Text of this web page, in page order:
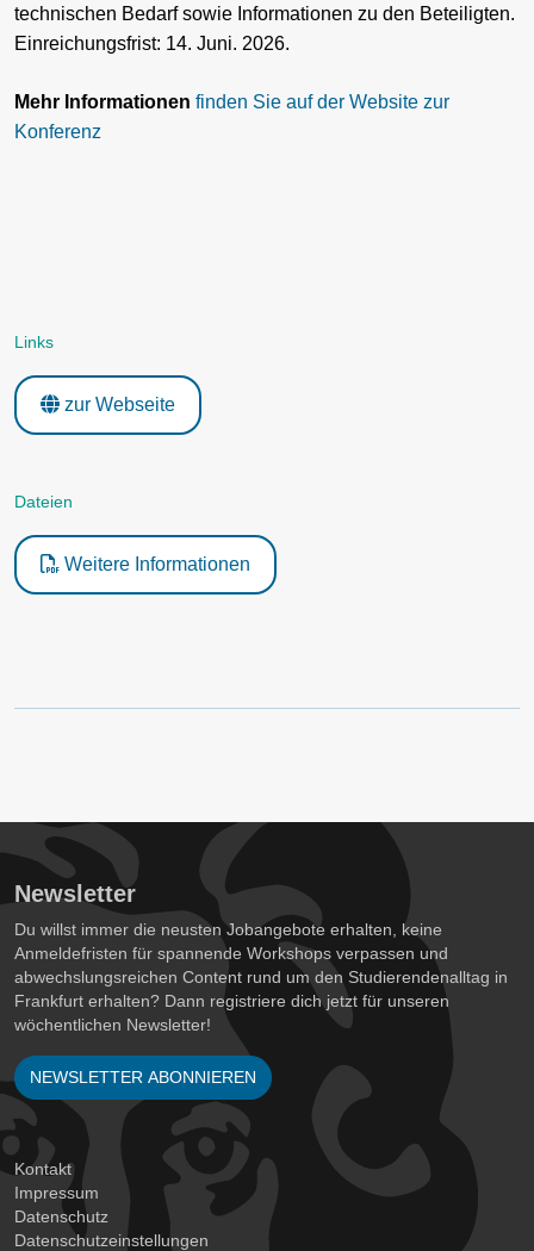
technischen Bedarf sowie Informationen zu den Beteiligten.
Einreichungsfrist: 14. Juni. 2026.
Mehr Informationen finden Sie auf der Website zur
Konferenz
Links
zur Webseite
Dateien
Weitere Informationen
Newsletter
Du willst immer die neusten Jobangebote erhalten, keine
Anmeldefristen für spannende Workshops verpassen und
abwechslungsreichen Content rund um den Studierendenalltag in
Frankfurt erhalten? Dann registriere dich jetzt für unseren
wöchentlichen Newsletter!
NEWSLETTER ABONNIEREN
Kontakt
Impressum
Datenschutz
Datenschutzeinstellungen